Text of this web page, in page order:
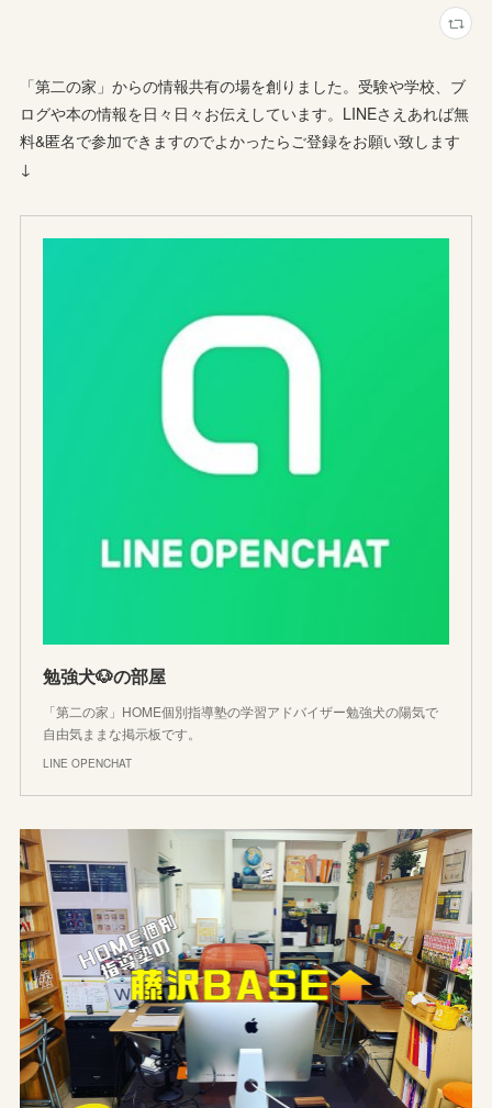
「第二の家」からの情報共有の場を創りました。受験や学校、ブ
ログや本の情報を日々日々お伝えしています。LINEさえあれば無
料&匿名で参加できますのでよかったらご登録をお願い致します
↓
勉強犬🐶の部屋
「第二の家」HOME個別指導塾の学習アドバイザー勉強犬の陽気で
自由気ままな掲示板です。
LINE OPENCHAT